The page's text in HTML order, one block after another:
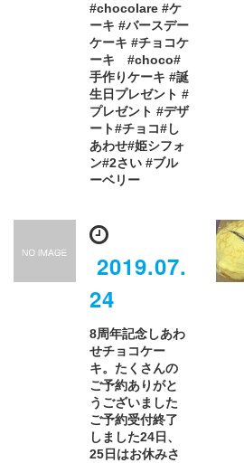
#chocolare #ケ
ーキ #バースデー
ケーキ #チョコケ
ーキ #choco#
手作りケーキ #誕
生日プレゼント #
プレゼント #デザ
ート#チョコ#し
あわせ#姫シフォ
ン#2さい #ブル
ーベリー
2019.07.
24
8周年記念しあわ
せチョコケー
キ。たくさんの
ご予約ありがと
うございました
ご予約受付終了
しました24日、
25日はお休みさ